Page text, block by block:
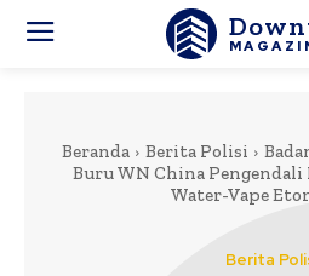
Beranda Berita Polisi
Buru WN China Pengendali
Water-Vape
Berita